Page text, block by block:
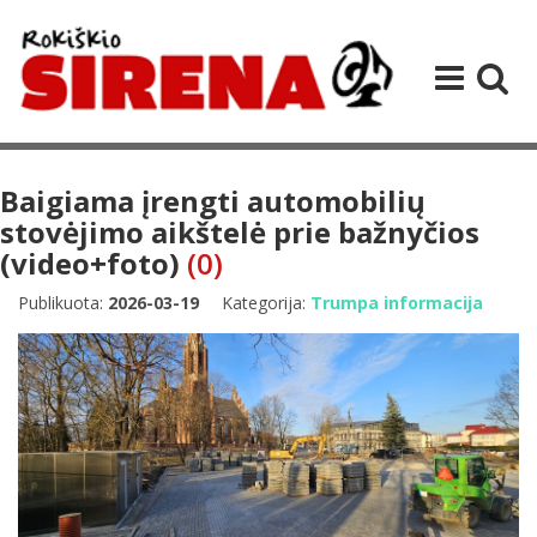
Baigiama įrengti automobilių
stovėjimo aikštelė prie bažnyčios
(video+foto) (0)
Publikuota: 2026-03-19 Kategorija: Trumpa informacija